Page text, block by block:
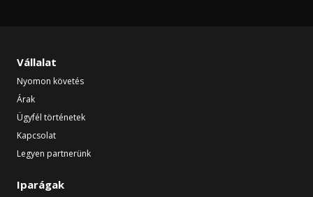
Vállalat
Nyomon követés
Árak
Ügyfél történetek
Kapcsolat
Legyen partnerünk
Iparágak